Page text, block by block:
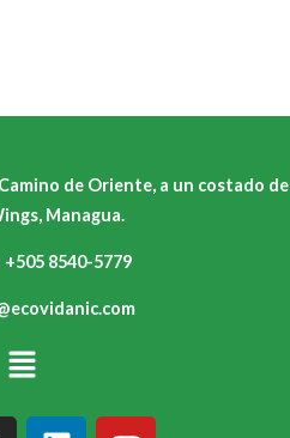
de Oriente, a un costado de
Managua.
8540-5779